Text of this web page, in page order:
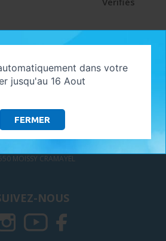
CONTACTER
Contactez-nous !
SOLAIRE - GALAXIE GREEN
Paul LANGEVIN
MOISSY CRAMAYEL
NOUS
dans votre
jusqu'au 16 Aout
FERMER